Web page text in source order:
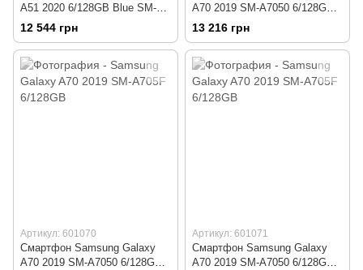
A51 2020 6/128GB Blue SM-
A515FZBW
12 544 грн
A70 2019 SM-A7050 6/128GB
Black
13 216 грн
Артикул: 601070
Смартфон Samsung Galaxy
A70 2019 SM-A7050 6/128GB
Артикул: 601071
Смартфон Samsung Galaxy
A70 2019 SM-A7050 6/128GB